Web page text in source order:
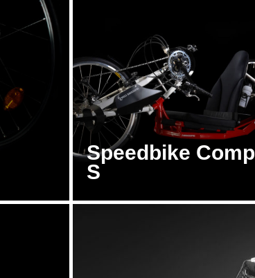
Speedbike Comp
S